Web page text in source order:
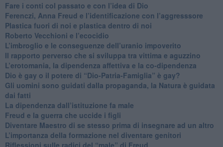
​Fare i conti col passato e con l’idea di Dio
​Ferenczi, Anna Freud e l’identificazione con l’aggresssore
Plastica fuori di noi e plastica dentro di noi
​Roberto Vecchioni e l’ecocidio
​L’imbroglio e le conseguenze dell’uranio impoverito
​Il rapporto perverso che si sviluppa tra vittima e aguzzino
L’erotomania, la dipendenza affettiva e la co-dipendenza
​Dio è gay o il potere di “Dio-Patria-Famiglia” è gay?
​Gli uomini sono guidati dalla propaganda, la Natura è guidata
dai fatti
La dipendenza dall’istituzione fa male
​Freud e la guerra che uccide i figli
​Diventare Maestro di se stesso prima di insegnare ad un altro
L’importanza della formazione nel diventare genitori
Riflessioni sulle radici del “male” di Freud